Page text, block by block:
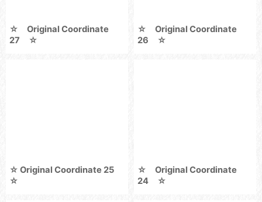
☆ Original Coordinate
27 ☆
☆ Original Coordinate
26 ☆
☆ Original Coordinate 25
☆
☆ Original Coordinate
24 ☆